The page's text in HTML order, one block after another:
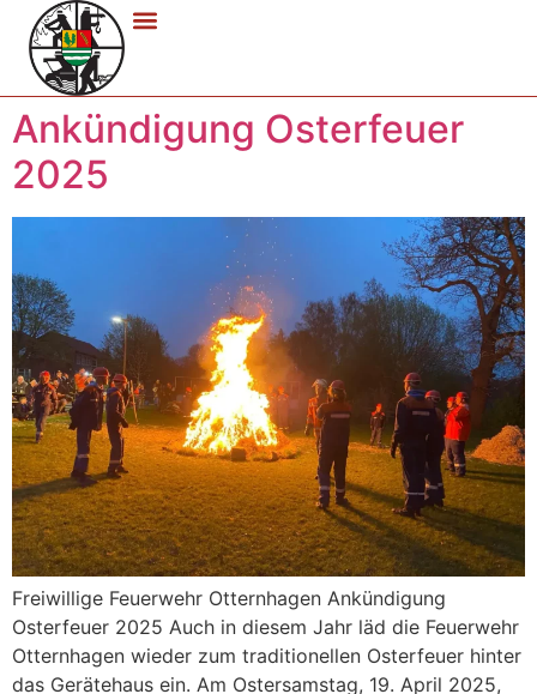
Ankündigung Osterfeuer
2025
Freiwillige Feuerwehr Otternhagen Ankündigung
Osterfeuer 2025 Auch in diesem Jahr läd die Feuerwehr
Otternhagen wieder zum traditionellen Osterfeuer hinter
das Gerätehaus ein. Am Ostersamstag, 19. April 2025,